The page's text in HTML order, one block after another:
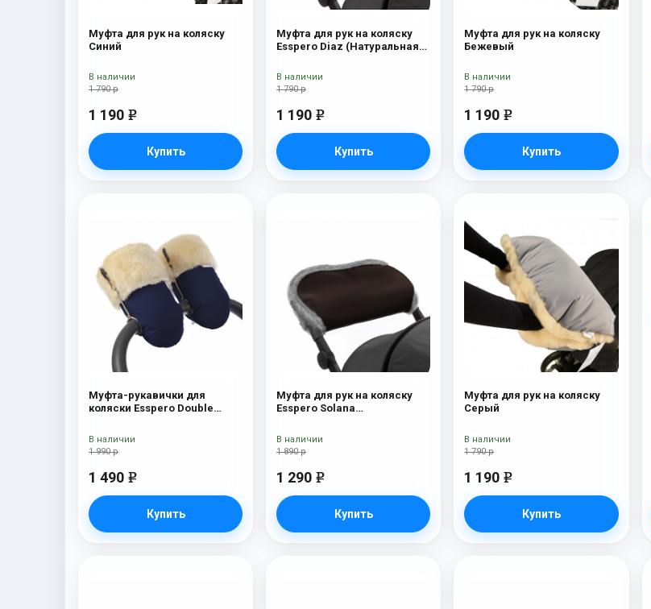
Муфта для рук на коляску
Синий
1 790 р
1 190 e
Купить
В наличии
Муфта для рук на коляску
Esspero Diaz (Натуральная
1 790 р
1 190 e
Купить
В наличии
Муфта для рук на коляску
Бежевый
1 790 р
1 190 e
Купить
В наличии
Муфта-рукавички для
коляски Esspero Double
1 990 р
1 490 e
Купить
В наличии
Муфта для рук на коляску
Esspero Solana
Brown
1 890 р
1 290 e
Купить
В наличии
Муфта для рук на коляску
Серый
1 790 р
1 190 e
Купить
В наличии